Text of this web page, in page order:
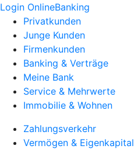
Login OnlineBanking
Privatkunden
Junge Kunden
Firmenkunden
Banking & Verträge
Meine Bank
Service & Mehrwerte
Immobilie & Wohnen
Zahlungsverkehr
Vermögen & Eigenkapital